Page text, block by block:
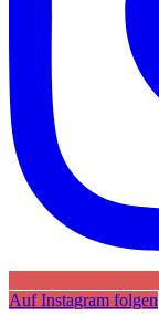
Auf Instagram folgen